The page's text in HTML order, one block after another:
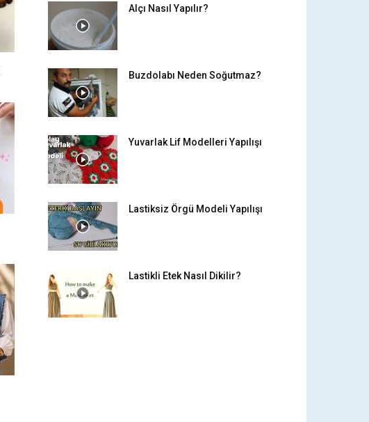
Alçı Nasıl Yapılır?
Buzdolabı Neden Soğutmaz?
Yuvarlak Lif Modelleri Yapılışı
Lastiksiz Örgü Modeli Yapılışı
Lastikli Etek Nasıl Dikilir?